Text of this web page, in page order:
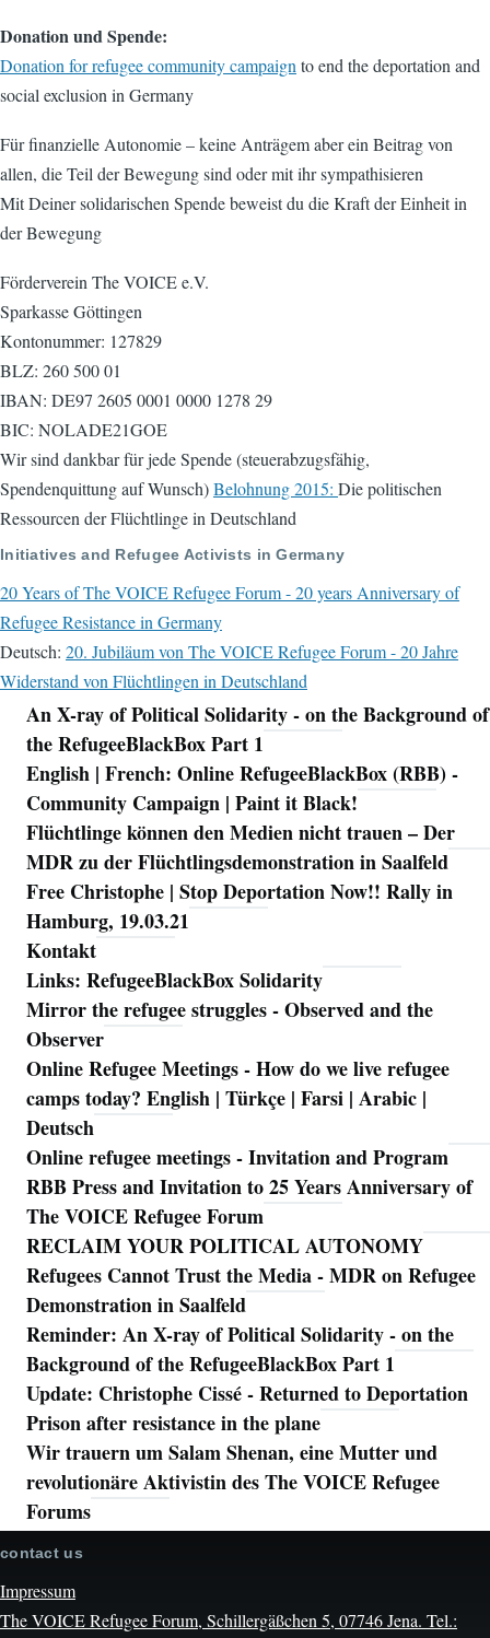
Donation und Spende:
Donation for refugee community campaign to end the deportation and
social exclusion in Germany
Für finanzielle Autonomie – keine Anträgem aber ein Beitrag von
allen, die Teil der Bewegung sind oder mit ihr sympathisieren
Mit Deiner solidarischen Spende beweist du die Kraft der Einheit in
der Bewegung
Förderverein The VOICE e.V.
Sparkasse Göttingen
Kontonummer: 127829
BLZ: 260 500 01
IBAN: DE97 2605 0001 0000 1278 29
BIC: NOLADE21GOE
Wir sind dankbar für jede Spende (steuerabzugsfähig,
Spendenquittung auf Wunsch)Belohnung 2015: Die politischen
Ressourcen der Flüchtlinge in Deutschland
Initiatives and Refugee Activists in Germany
20 Years of The VOICE Refugee Forum - 20 years Anniversary of
Refugee Resistance in Germany
Deutsch: 20. Jubiläum von The VOICE Refugee Forum - 20 Jahre
Widerstand von Flüchtlingen in Deutschland
Navigation
An X-ray of Political Solidarity - on the Background of
the RefugeeBlackBox Part 1
English | French: Online RefugeeBlackBox (RBB) -
Community Campaign | Paint it Black!
Flüchtlinge können den Medien nicht trauen – Der
MDR zu der Flüchtlingsdemonstration in Saalfeld
Free Christophe | Stop Deportation Now!! Rally in
Hamburg, 19.03.21
Kontakt
Links: RefugeeBlackBox Solidarity
Mirror the refugee struggles - Observed and the
Observer
Online Refugee Meetings - How do we live refugee
camps today? English | Türkçe | Farsi | Arabic |
Deutsch
Online refugee meetings - Invitation and Program
RBB Press and Invitation to 25 Years Anniversary of
The VOICE Refugee Forum
RECLAIM YOUR POLITICAL AUTONOMY
Refugees Cannot Trust the Media - MDR on Refugee
Demonstration in Saalfeld
Reminder: An X-ray of Political Solidarity - on the
Background of the RefugeeBlackBox Part 1
Update: Christophe Cissé - Returned to Deportation
Prison after resistance in the plane
Wir trauern um Salam Shenan, eine Mutter und
revolutionäre Aktivistin des The VOICE Refugee
Forums
contact us
Impressum
The VOICE Refugee Forum, Schillergäßchen 5, 07746 Jena. Tel.: